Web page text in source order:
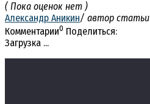
( Пока оценок нет )
Александр Аникин/ автор статьи
Комментарии0 Поделиться:
Загрузка ...